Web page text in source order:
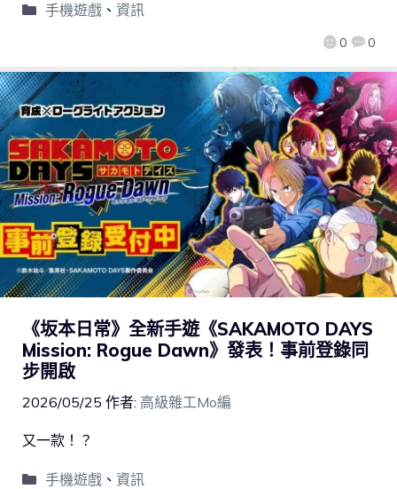
0 0
手機遊戲、 資訊
《坂本日常》全新手遊《SAKAMOTO DAYS
Mission: Rogue Dawn》發表！事前登錄同
步開啟
2026/05/25 作者: 高級雜工Mo編
又一款！？
手機遊戲、 資訊